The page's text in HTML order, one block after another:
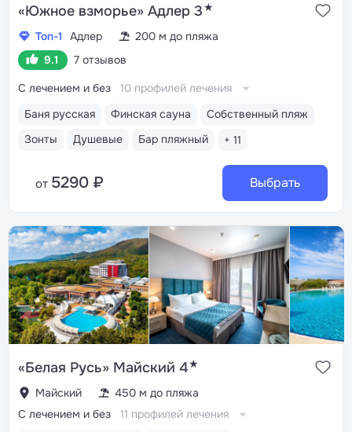
«Южное взморье» Адлер 3★
Топ-1 Адлер
200 м до пляжа
9.1
7 отзывов
Баня русская Финская сауна
Собственный пляж
Зонты
Душевые Бар пляжный + 11
С лечением и без 10 профилей лечения
от 5290 ₽ Выбрать
«Белая Русь» Майский 4★
Майский 450 м до пляжа
С лечением и без 11 профилей лечения